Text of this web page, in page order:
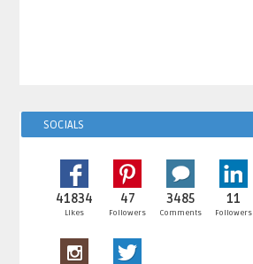
SOCIALS
41834
Likes
47
Followers
3485
Comments
11
Followers